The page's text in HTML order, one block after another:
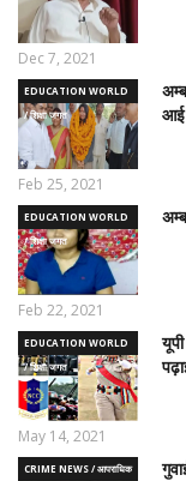
Dec 7, 2021
EDUCATION WORLD
/ शिक्षा जगत
आई
Feb 25, 2021
EDUCATION WORLD
/ शिक्षा जगत
Feb 22, 2021
EDUCATION WORLD
/ शिक्षा जगत
May 14, 2021
CRIME NEWS / आपराधिक